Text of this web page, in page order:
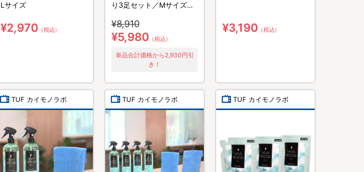
Lサイズ
¥2,970 （税込）
り3足セット／Mサイズ・
¥8,910
¥5,980 （税込）
単品合計価格から2,930円引
き！
¥3,190 （税込）
TUF カイモノラボ TUF カイモノラボ TUF カイモノラボ